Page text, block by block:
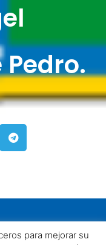
Pedro.
para mejorar su